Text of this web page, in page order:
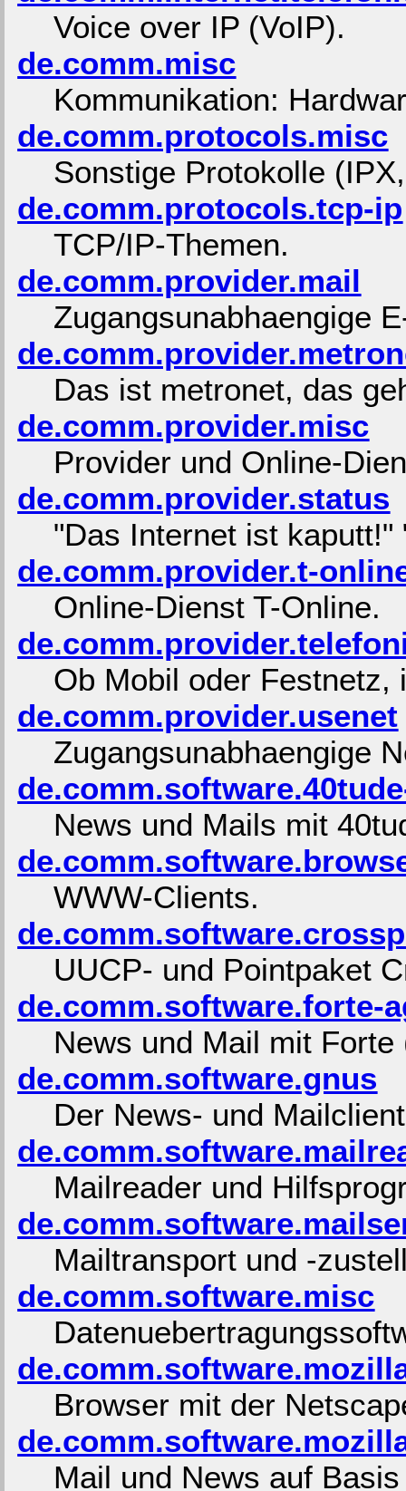
Voice over IP (VoIP).
de.comm.misc
Kommunikation:
de.comm.protocols.misc
Sonstige Protokolle
de.comm.protocols.tcp-ip
TCP/IP-Themen.
de.comm.provider.mail
Zugangsunabhaengige
Das ist metronet, das
de.comm.provider.misc
Provider und Online-
de.comm.provider.status
"Das Internet ist
de.comm.provider.t-
Online-Dienst T-Online.
Ob Mobil oder Festnetz,
de.comm.provider.usenet
Zugangsunabhaengige
News und Mails mit
WWW-Clients.
UUCP- und Pointpaket
de.comm.software.forte-
News und Mail mit Forte
de.comm.software.gnus
Der News- und
Mailreader und
Mailtransport und -
de.comm.software.misc
Browser mit der
Mail und News auf